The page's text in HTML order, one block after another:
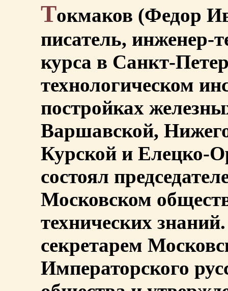
Токмаков (Федор
писатель, инженер-
курса в Санкт-
технологическом
постройках
Варшавской,
Курской и Елецко-
состоял
Московском
технических
секретарем
Императорского